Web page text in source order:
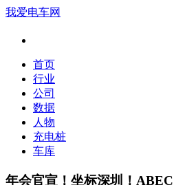
我爱电车网
首页
行业
公司
数据
人物
充电桩
车库
年会官宣！坐标深圳！